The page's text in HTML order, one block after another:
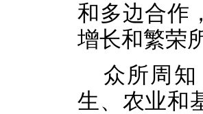
和多边合作
增长和繁荣
众所周
生、农业和